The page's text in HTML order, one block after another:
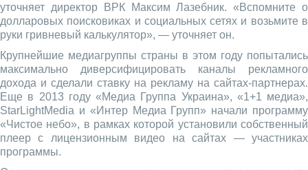
уточняет директор ВРК Максим Лазебник. «Вспомните о
долларовых поисковиках и социальных сетях и возьмите в
руки гривневый калькулятор», — уточняет он.
Крупнейшие медиагруппы страны в этом году попытались
максимально диверсифицировать каналы рекламного
дохода и сделали ставку на рекламу на сайтах-партнерах.
Еще в 2013 году «Медиа Группа Украина», «1+1 медиа»,
StarLightMedia и «Интер Медиа Групп» начали программу
«Чистое небо», в рамках которой установили собственный
плеер с лицензионным видео на сайтах — участниках
программы.